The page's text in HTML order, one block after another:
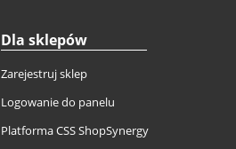
Dla sklepów
Zarejestruj sklep
Logowanie do panelu
Platforma CSS ShopSynergy